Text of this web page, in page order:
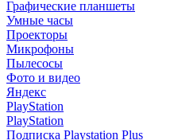
Графические планшеты
Умные часы
Проекторы
Микрофоны
Пылесосы
Фото и видео
Яндекс
PlayStation
PlayStation
Подписка Playstation Plus